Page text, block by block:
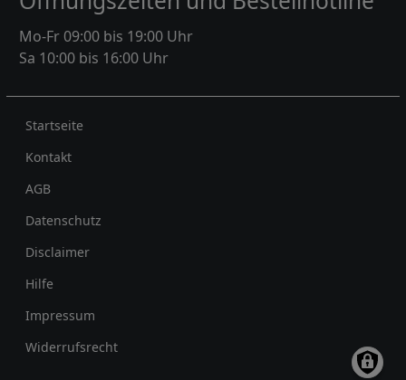
Mo-Fr 09:00 bis 19:00 Uhr
Sa 10:00 bis 16:00 Uhr
Rechtliches
Startseite
Kontakt
AGB
Datenschutz
Disclaimer
Hilfe
Impressum
Widerrufsrecht